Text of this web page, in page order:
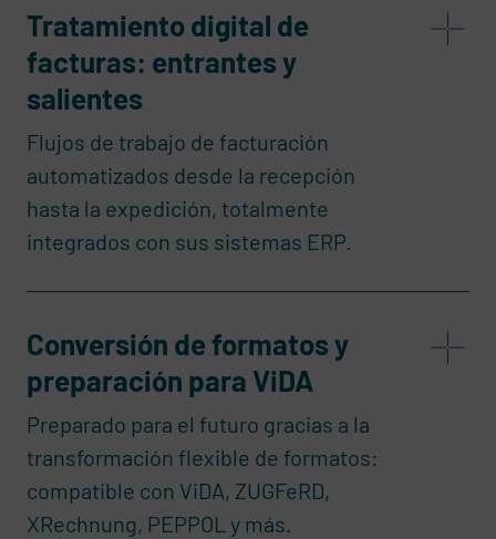
Tratamiento digital de
facturas: entrantes y
salientes
Flujos de trabajo de facturación
automatizados desde la recepción
hasta la expedición, totalmente
integrados con sus sistemas ERP.
Conversión de formatos y
preparación para ViDA
Preparado para el futuro gracias a la
transformación flexible de formatos:
compatible con ViDA, ZUGFeRD,
XRechnung, PEPPOL y más.